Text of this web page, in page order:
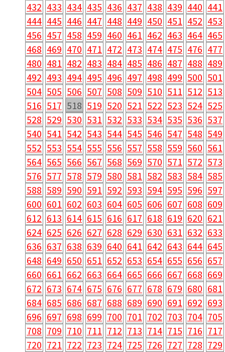
432 433 434 435 436 437 438 439 440 441
444 445 446 447 448 449 450 451 452 453
456 457 458 459 460 461 462 463 464 465
468 469 470 471 472 473 474 475 476 477
480 481 482 483 484 485 486 487 488 489
492 493 494 495 496 497 498 499 500 501
504 505 506 507 508 509 510 511 512 513
516 517 518 519 520 521 522 523 524 525
528 529 530 531 532 533 534 535 536 537
540 541 542 543 544 545 546 547 548 549
552 553 554 555 556 557 558 559 560 561
564 565 566 567 568 569 570 571 572 573
576 577 578 579 580 581 582 583 584 585
588 589 590 591 592 593 594 595 596 597
600 601 602 603 604 605 606 607 608 609
612 613 614 615 616 617 618 619 620 621
624 625 626 627 628 629 630 631 632 633
636 637 638 639 640 641 642 643 644 645
648 649 650 651 652 653 654 655 656 657
660 661 662 663 664 665 666 667 668 669
672 673 674 675 676 677 678 679 680 681
684 685 686 687 688 689 690 691 692 693
696 697 698 699 700 701 702 703 704 705
708 709 710 711 712 713 714 715 716 717
720 721 722 723 724 725 726 727 728 729